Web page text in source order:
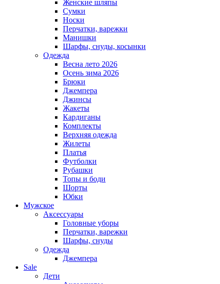
Женские шляпы
Сумки
Носки
Перчатки, варежки
Манишки
Шарфы, снуды, косынки
Одежда
Весна лето 2026
Осень зима 2026
Брюки
Джемпера
Джинсы
Жакеты
Кардиганы
Комплекты
Верхняя одежда
Жилеты
Платья
Футболки
Рубашки
Топы и боди
Шорты
Юбки
Мужское
Аксессуары
Головные уборы
Перчатки, варежки
Шарфы, снуды
Одежда
Джемпера
Sale
Дети